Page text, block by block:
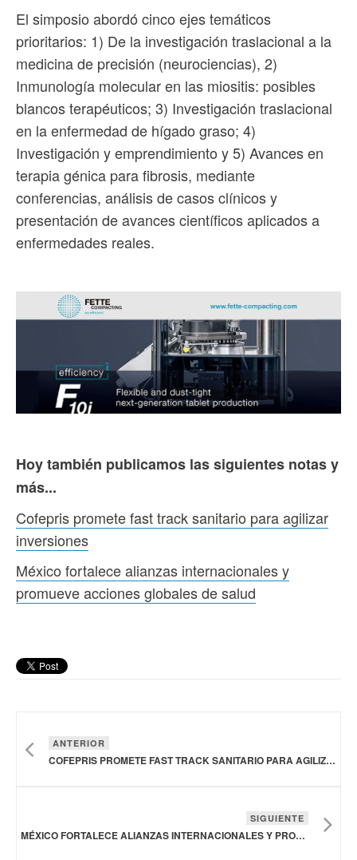
El simposio abordó cinco ejes temáticos
prioritarios: 1) De la investigación traslacional a la
medicina de precisión (neurociencias), 2)
Inmunología molecular en las miositis: posibles
blancos terapéuticos; 3) Investigación traslacional
en la enfermedad de hígado graso; 4)
Investigación y emprendimiento y 5) Avances en
terapia génica para fibrosis, mediante
conferencias, análisis de casos clínicos y
presentación de avances científicos aplicados a
enfermedades reales.
Hoy también publicamos las siguientes notas y
más...
Cofepris promete fast track sanitario para agilizar
inversiones
México fortalece alianzas internacionales y
promueve acciones globales de salud
ANTERIOR
COFEPRIS PROMETE FAST TRACK SANITARIO PARA AGILIZAR INVERSIONES
SIGUIENTE
MÉXICO FORTALECE ALIANZAS INTERNACIONALES Y PROMUEVE ACCIONES GLOBALES DE SALUD